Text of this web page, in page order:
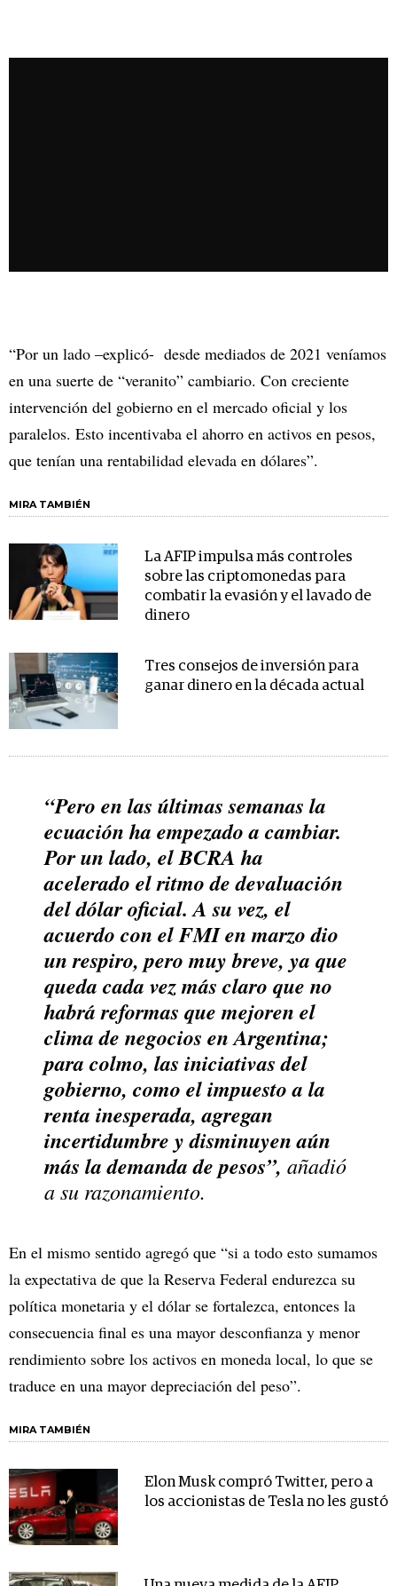
“Por un lado –explicó- desde mediados de 2021 veníamos
en una suerte de “veranito” cambiario. Con creciente
intervención del gobierno en el mercado oficial y los
paralelos. Esto incentivaba el ahorro en activos en pesos,
que tenían una rentabilidad elevada en dólares”.
MIRA TAMBIÉN
La AFIP impulsa más controles
sobre las criptomonedas para
combatir la evasión y el lavado de
dinero
Tres consejos de inversión para
ganar dinero en la década actual
“Pero en las últimas semanas la
ecuación ha empezado a cambiar.
Por un lado, el BCRA ha
acelerado el ritmo de devaluación
del dólar oficial. A su vez, el
acuerdo con el FMI en marzo dio
un respiro, pero muy breve, ya que
queda cada vez más claro que no
habrá reformas que mejoren el
clima de negocios en Argentina;
para colmo, las iniciativas del
gobierno, como el impuesto a la
renta inesperada, agregan
incertidumbre y disminuyen aún
más la demanda de pesos”, añadió
a su razonamiento.
En el mismo sentido agregó que “si a todo esto sumamos
la expectativa de que la Reserva Federal endurezca su
política monetaria y el dólar se fortalezca, entonces la
consecuencia final es una mayor desconfianza y menor
rendimiento sobre los activos en moneda local, lo que se
traduce en una mayor depreciación del peso”.
MIRA TAMBIÉN
Elon Musk compró Twitter, pero a
los accionistas de Tesla no les gustó